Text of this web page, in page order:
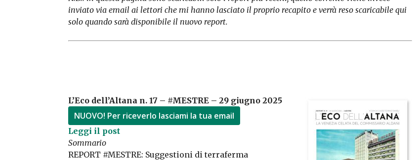
inviato via email ai lettori che mi hanno lasciato il proprio recapito e verrà reso scaricabile qui
solo quando sarà disponibile il nuovo report.
L’Eco dell’Altana n. 17 – #MESTRE – 29 giugno 2025
NUOVO! Per riceverlo lasciami la tua email
Leggi il post
Sommario
REPORT #MESTRE: Suggestioni di terraferma